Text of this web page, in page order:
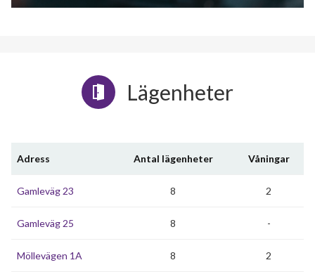
Lägenheter
Adress Antal lägenheter Våningar
Gamleväg 23 8 2
Gamleväg 25 8 -
Möllevägen 1A 8 2